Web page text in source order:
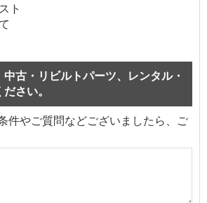
ト
古・リビルトパーツ、レンタル・
さい。
件やご質問などございましたら、ご